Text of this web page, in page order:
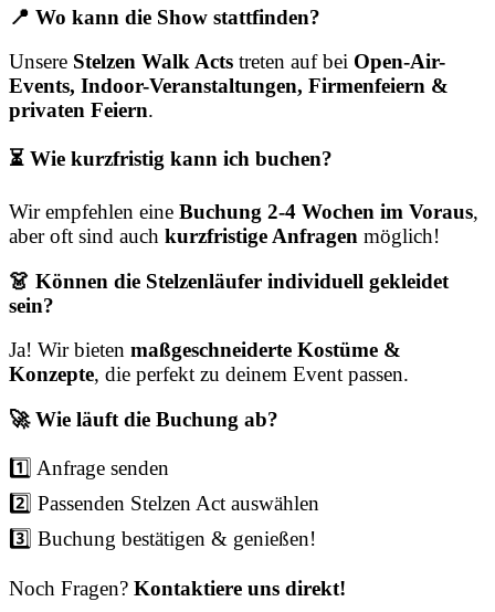
📍 Wo kann die Show stattfinden?
Unsere Stelzen Walk Acts treten auf bei Open-Air-
Events, Indoor-Veranstaltungen, Firmenfeiern &
privaten Feiern.
⏳ Wie kurzfristig kann ich buchen?
Wir empfehlen eine Buchung 2-4 Wochen im Voraus,
aber oft sind auch kurzfristige Anfragen möglich!
👗 Können die Stelzenläufer individuell gekleidet
sein?
Ja! Wir bieten maßgeschneiderte Kostüme &
Konzepte, die perfekt zu deinem Event passen.
🚀 Wie läuft die Buchung ab?
1️⃣ Anfrage senden
2️⃣ Passenden Stelzen Act auswählen
3️⃣ Buchung bestätigen & genießen!
Noch Fragen? Kontaktiere uns direkt!